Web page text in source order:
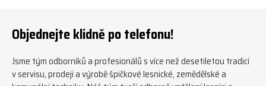
#firewoodproduction
#firewood #deitmer
Objednejte klidně po telefonu!
Jsme tým odborníků a profesionálů s více než desetiletou tradicí
v servisu, prodeji a výrobě špičkové lesnické, zemědělské a